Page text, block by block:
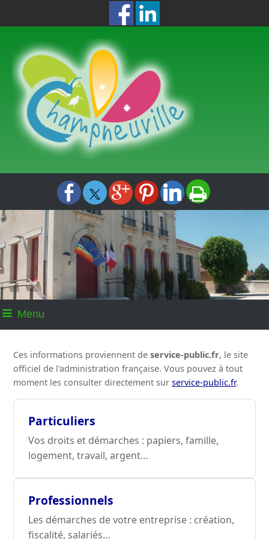
Menu
Ces informations proviennent deservice-public.fr, le site
officiel de l'administration française. Vous pouvez à tout
moment les consulter directement surservice-public.fr.
Particuliers
Vos droits et démarches : papiers, famille,
logement, travail, argent…
Professionnels
Les démarches de votre entreprise : création,
fiscalité, salariés…